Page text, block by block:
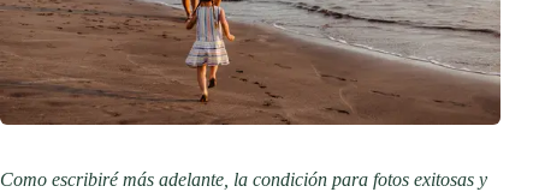
Como escribiré más adelante, la condición para fotos exitosas y